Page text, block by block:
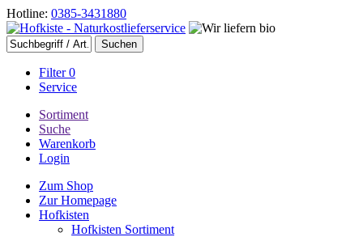
Hotline: 0385-3431880
Filter0
Service
Sortiment
Suche
Warenkorb
Login
Zum Shop
Zur Homepage
Hofkisten
Hofkisten Sortiment